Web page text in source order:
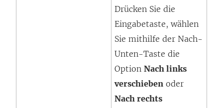
Drücken Sie die
Eingabetaste, wählen
Sie mithilfe der Nach-
Unten-Taste die
Option Nach links
verschieben oder
Nach rechts